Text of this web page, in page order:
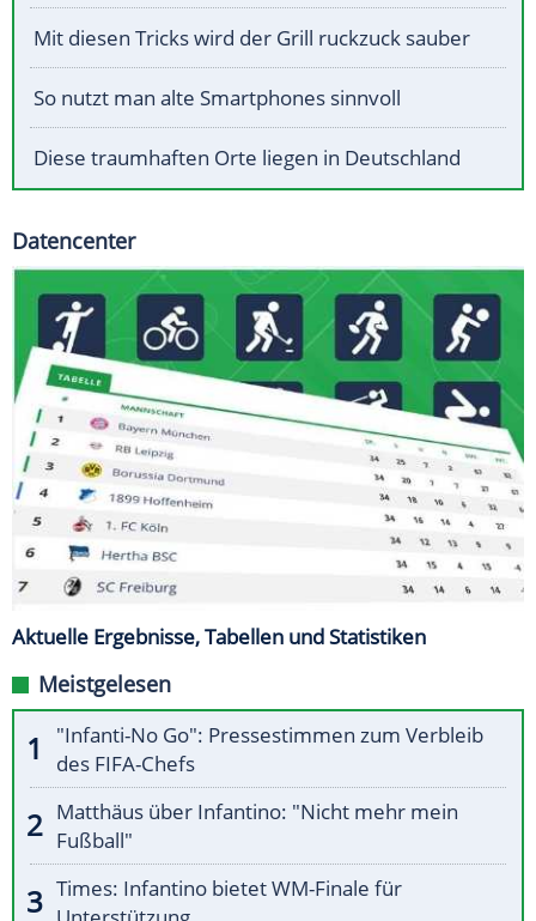
Mit diesen Tricks wird der Grill ruckzuck sauber
So nutzt man alte Smartphones sinnvoll
Diese traumhaften Orte liegen in Deutschland
Datencenter
Aktuelle Ergebnisse, Tabellen und Statistiken
Meistgelesen
"Infanti-No Go": Pressestimmen zum Verbleib
des FIFA-Chefs
Matthäus über Infantino: "Nicht mehr mein
Fußball"
Times: Infantino bietet WM-Finale für